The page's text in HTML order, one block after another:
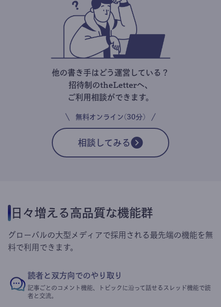
他の書き手はどう運営している？
招待制のtheLetterへ、
ご利用相談ができます。
無料オンライン(30分)
相談してみる
日々増える高品質な機能群
グローバルの大型メディアで採用される最先端の機能を無
料で利用できます。
読者と双方向でのやり取り
記事ごとのコメント機能、トピックに沿って話せるスレッド機能で読
者と交流。